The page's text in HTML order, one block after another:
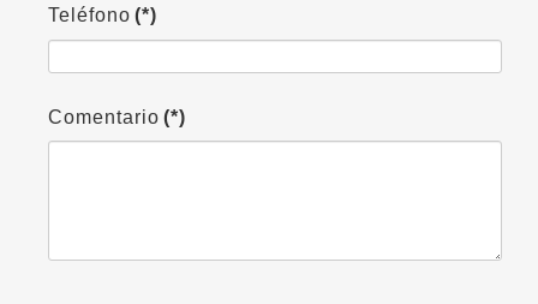
Teléfono (*)
Comentario (*)